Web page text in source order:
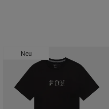
Neu